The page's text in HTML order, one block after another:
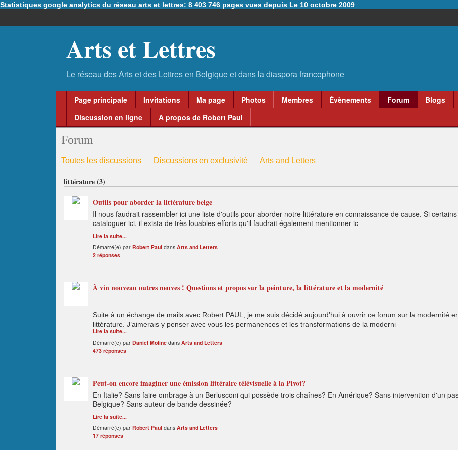
Statistiques google analytics du réseau arts et lettres: 8 403 746 pages vues depuis Le 10 octobre 2009
Arts et Lettres
Page principale Invitations Ma page Photos Membres Évènements Forum Blogs
Discussion en ligne
A propos de Robert Paul
Forum
Toutes les discussions Discussions en exclusivité Arts and Letters
littérature (3)
Outils pour aborder la littérature belge
Il nous faudrait rassembler ici une liste d'outils pour aborder notre littérature en connaissance de cause. Si
cataloguer ici, il exista de très louables efforts qu'il faudrait également mentionner ic
Lire la suite...
Démarré(e) par Robert Paul dans Arts and Letters
2 réponses
À vin nouveau outres neuves ! Questions et propos sur la peinture, la littérature et la modernité
Suite à un échange de mails avec Robert PAUL, je me suis décidé aujourd’hui à ouvrir ce forum sur la modernité
littérature. J’aimerais y penser avec vous les permanences et les transformations de la moderni
Lire la suite...
Démarré(e) par Daniel Moline dans Arts and Letters
473 réponses
Peut-on encore imaginer une émission littéraire télévisuelle à la Pivot?
En Italie? Sans faire ombrage à un Berlusconi qui possède trois chaînes? En Amérique? Sans intervention d'un
Belgique? Sans auteur de bande dessinée?
Lire la suite...
Démarré(e) par Robert Paul dans Arts and Letters
17 réponses